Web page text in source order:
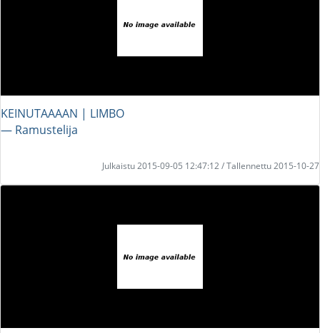
KEINUTAAAAN | LIMBO
― Ramustelija
Julkaistu 2015-09-05 12:47:12 / Tallennettu 2015-10-27